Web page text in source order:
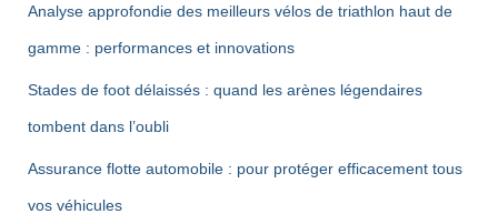
Analyse approfondie des meilleurs vélos de triathlon haut de
gamme : performances et innovations
Stades de foot délaissés : quand les arènes légendaires
tombent dans l’oubli
Assurance flotte automobile : pour protéger efficacement tous
vos véhicules